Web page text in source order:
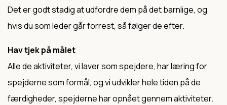
Det er godt stadig at udfordre dem på det barnlige, og
hvis du som leder går forrest, så følger de efter.
Hav tjek på målet
Alle de aktiviteter, vi laver som spejdere, har læring for
spejderne som formål, og vi udvikler hele tiden på de
færdigheder, spejderne har opnået gennem aktiviteter.